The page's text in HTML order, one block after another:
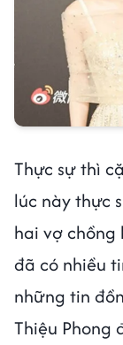
Thực sự thì
lúc này thực
hai vợ
đã có nhiều
những tin
Thiệu Phong